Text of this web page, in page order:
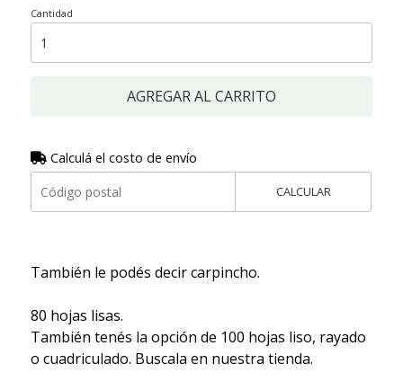
Cantidad
AGREGAR AL CARRITO
Calculá el costo de envío
CALCULAR
También le podés decir carpincho.
80 hojas lisas.
También tenés la opción de 100 hojas liso, rayado
o cuadriculado. Buscala en nuestra tienda.